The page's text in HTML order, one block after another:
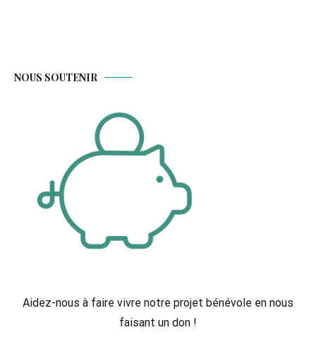
NOUS SOUTENIR
Aidez-nous à faire vivre notre projet bénévole en nous
faisant un don !